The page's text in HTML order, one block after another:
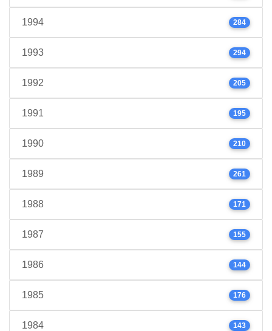
1994 284
1993 294
1992 205
1991 195
1990 210
1989 261
1988 171
1987 155
1986 144
1985 176
1984 143